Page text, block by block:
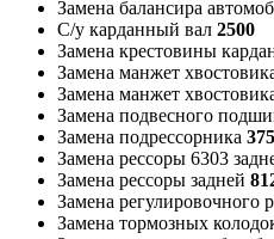
Замена балансира
С/у карданный вал 2500
Замена крестовины
Замена манжет
Замена манжет
Замена подвесного
Замена подрессорника
Замена рессоры 6303
Замена рессоры задней
Замена регулировочного
Замена тормозных